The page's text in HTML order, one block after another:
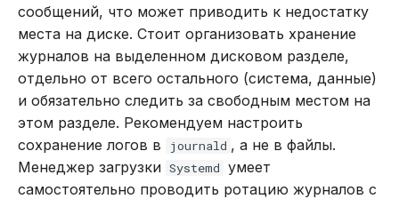
REVOKE
SELECT
TRUNCATE TABLE
UPDATE
VALUES
сообщений, что может приводить к недостатку
места на диске. Стоит организовать хранение
журналов на выделенном дисковом разделе,
отдельно от всего остального (система, данные)
и обязательно следить за свободным местом на
этом разделе. Рекомендуем настроить
сохранение логов в
journald , а не в файлы.
Менеджер загрузки Systemd умеет
самостоятельно проводить ротацию журналов с